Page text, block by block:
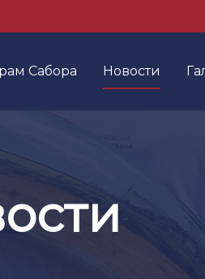
Сабора Новости